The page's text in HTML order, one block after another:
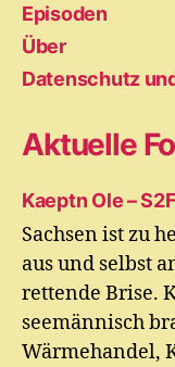
Episoden
Über
Datenschutz
Aktuelle
Kaeptn Ole –
Sachsen ist zu
aus und selbst
rettende Brise.
seemännisch
Wärmehandel,